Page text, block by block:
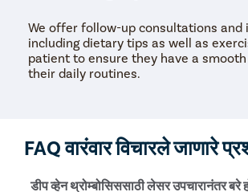
We offer follow-up consultations and
including dietary tips as well as
patient to ensure they have a
their daily routines.
FAQ वारंवार विचारले जाणारे
डीप व्हेन थ्रोम्बोसिससाठी लेसर उपचारानंतर बरे